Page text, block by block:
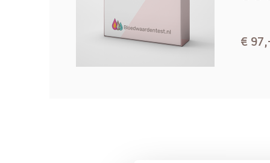
voor de aanmaak van rode bloedcellen, kan
bloedarmoede. Deze specifieke vorm van
anemie'.
Normaal gesproken maakt het
€